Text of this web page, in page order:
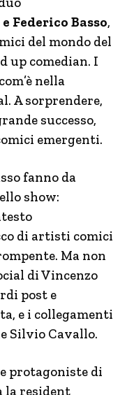
Federico Basso,
del mondo del
up comedian. I
nella
A sorprendere,
successo,
emergenti.
fanno da
show:
di artisti comici
Ma non
di Vincenzo
post e
e i collegamenti
Silvio Cavallo.
protagoniste di
la resident